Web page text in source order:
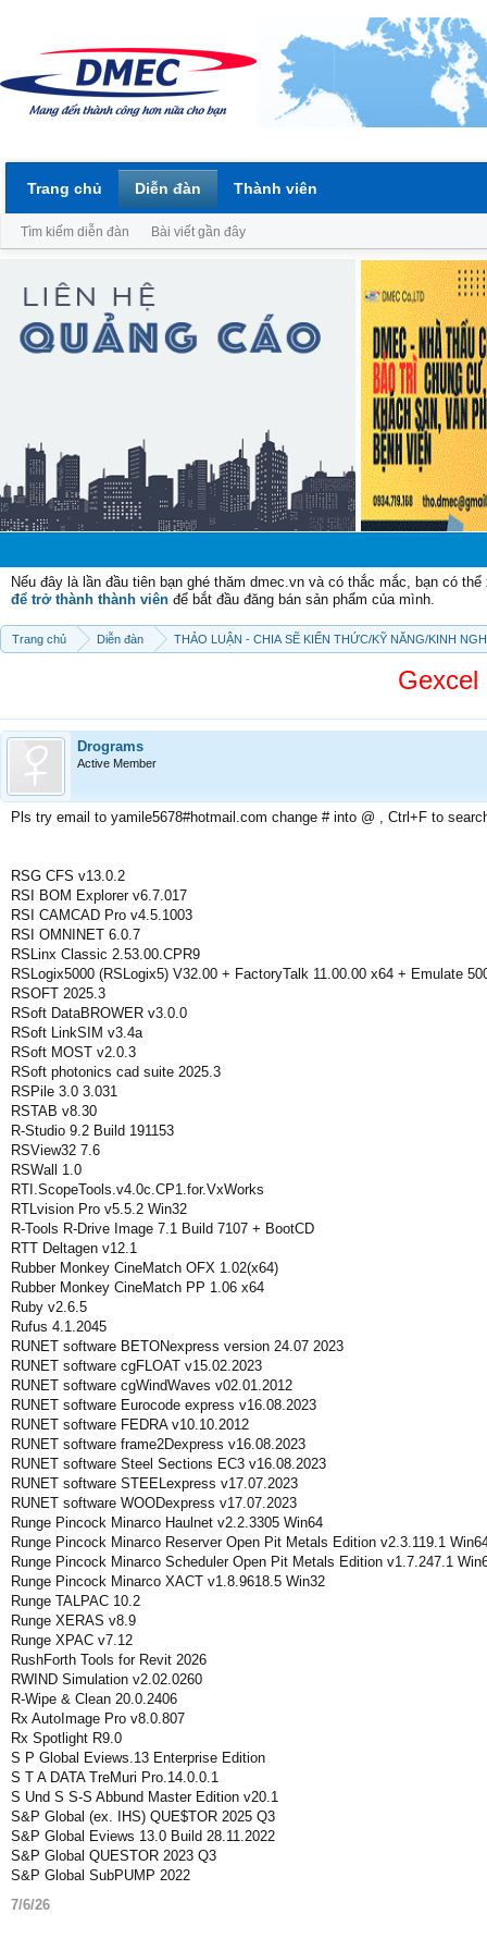
Nếu đây là lần đầu tiên bạn ghé thăm dmec.vn và có thắc mắc, bạn có
để trở thành thành viên để bắt đầu đăng bán sản phẩm của mình.
Trang chủ Diễn đàn THẢO LUẬN - CHIA SẼ KIẾN THỨC/KỸ NĂNG/KINH
Gexcel
Drograms
Active Member
Pls try email to yamile5678#hotmail.com change # into @ , Ctrl+F to
RSG CFS v13.0.2
RSI BOM Explorer v6.7.017
RSI CAMCAD Pro v4.5.1003
RSI OMNINET 6.0.7
RSLinx Classic 2.53.00.CPR9
RSLogix5000 (RSLogix5) V32.00 + FactoryTalk 11.00.00 x64 + Emulate
RSOFT 2025.3
RSoft DataBROWER v3.0.0
RSoft LinkSIM v3.4a
RSoft MOST v2.0.3
RSoft photonics cad suite 2025.3
RSPile 3.0 3.031
RSTAB v8.30
R-Studio 9.2 Build 191153
RSView32 7.6
RSWall 1.0
RTI.ScopeTools.v4.0c.CP1.for.VxWorks
RTLvision Pro v5.5.2 Win32
R-Tools R-Drive Image 7.1 Build 7107 + BootCD
RTT Deltagen v12.1
Rubber Monkey CineMatch OFX 1.02(x64)
Rubber Monkey CineMatch PP 1.06 x64
Ruby v2.6.5
Rufus 4.1.2045
RUNET software BETONexpress version 24.07 2023
RUNET software cgFLOAT v15.02.2023
RUNET software cgWindWaves v02.01.2012
RUNET software Eurocode express v16.08.2023
RUNET software FEDRA v10.10.2012
RUNET software frame2Dexpress v16.08.2023
RUNET software Steel Sections EC3 v16.08.2023
RUNET software STEELexpress v17.07.2023
RUNET software WOODexpress v17.07.2023
Runge Pincock Minarco Haulnet v2.2.3305 Win64
Runge Pincock Minarco Reserver Open Pit Metals Edition v2.3.119.1
Runge Pincock Minarco Scheduler Open Pit Metals Edition v1.7.247.1
Runge Pincock Minarco XACT v1.8.9618.5 Win32
Runge TALPAC 10.2
Runge XERAS v8.9
Runge XPAC v7.12
RushForth Tools for Revit 2026
RWIND Simulation v2.02.0260
R-Wipe & Clean 20.0.2406
Rx AutoImage Pro v8.0.807
Rx Spotlight R9.0
S P Global Eviews.13 Enterprise Edition
S T A DATA TreMuri Pro.14.0.0.1
S Und S S-S Abbund Master Edition v20.1
S&P Global (ex. IHS) QUE$TOR 2025 Q3
S&P Global Eviews 13.0 Build 28.11.2022
S&P Global QUESTOR 2023 Q3
S&P Global SubPUMP 2022
7/6/26
Trang chủ Diễn đàn
Tìm kiếm diễn đàn Bài viết gần đây
Thành viên